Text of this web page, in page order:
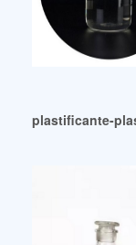
plastificante-